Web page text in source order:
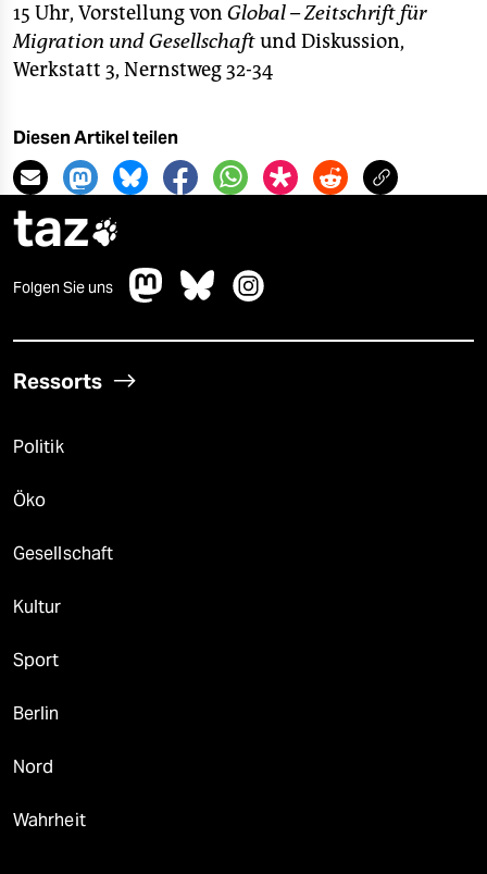
15 Uhr, Vorstellung von Global – Zeitschrift für
Migration und Gesellschaftund Diskussion,
Werkstatt 3, Nernstweg 32-34
Diesen Artikel teilen
taz
Folgen Sie uns
Ressorts
Politik
Öko
Gesellschaft
Kultur
Sport
Berlin
Nord
Wahrheit